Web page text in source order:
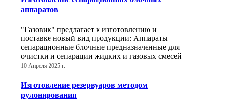
аппаратов
"Газовик" предлагает к изготовлению и
поставке новый вид продукции: Аппараты
сепарационные блочные предназначенные для
очистки и сепарации жидких и газовых смесей
10 Апреля 2025 г.
Изготовление резервуаров методом
рулонирования